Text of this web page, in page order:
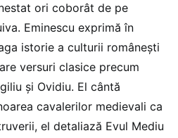
ori coborât de pe
Eminescu exprimă în
istorie a culturii româneşti
versuri clasice precum
şi Ovidiu. El cântă
cavalerilor medievali ca
el detaliază Evul Mediu